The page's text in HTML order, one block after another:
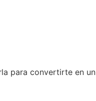
para convertirte en un